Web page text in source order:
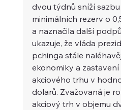
dvou týdnů sníží
minimálních rezerv o
a naznačila další
ukazuje, že vláda
pchinga stále
ekonomiky a
akciového trhu v
dolarů. Zvažovaná je
akciový trh v objemu